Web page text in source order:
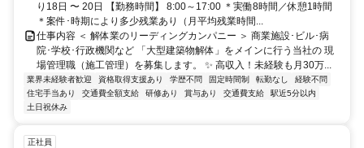
り18日 〜 20日 【勤務時間】 8:00～17:00 ＊実働8時間／休憩1時間
＊案件･時期により多少残業あり（月平均残業時間...
仕事内容 ＜ 解体業のリーディングカンパニー ＞ 商業施設･ビル･病
院･学校･行政機関など 「大型建築物解体」をメインに行う当社の 現
場管理職（施工管理）を募集します。 ✨ 高収入！未経験も月30万...
業界未経験者歓迎 資格取得支援あり 学歴不問 固定時間制 転勤なし
経験不問
住宅手当あり
交通費全額支給 研修あり 賞与あり 交通費支給
駅近5分以内
土日祝休み
正社員